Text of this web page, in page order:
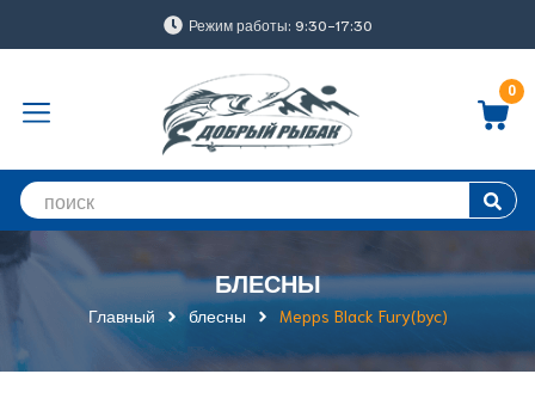
Режим работы: 9:30-17:30
0
БЛЕСНЫ
Главный блесны Mepps Black Fury(byc)